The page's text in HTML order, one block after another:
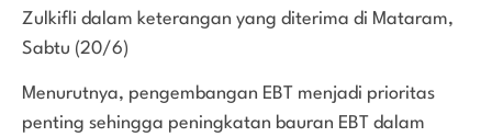
Zulkifli dalam keterangan yang diterima di Mataram,
Sabtu (20/6)
Menurutnya, pengembangan EBT menjadi prioritas
penting sehingga peningkatan bauran EBT dalam